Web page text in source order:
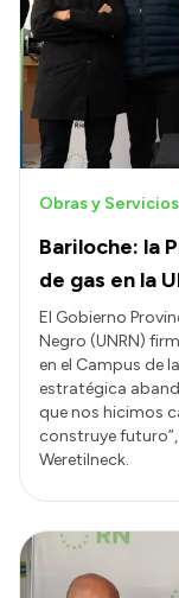
Bariloche: la
de gas en la
Obras y
El Gobierno
Negro (UNRN)
en el Campus de
estratégica
que nos hicimos
construye
Weretilneck.